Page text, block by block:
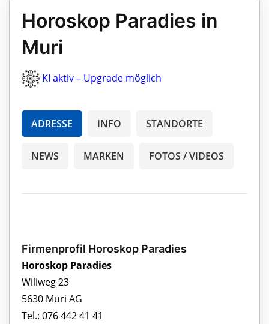
Horoskop Paradies in
Muri
KI aktiv – Upgrade möglich
ADRESSE INFO STANDORTE
NEWS MARKEN FOTOS / VIDEOS
Firmenprofil Horoskop Paradies
Horoskop Paradies
Wiliweg 23
5630 Muri AG
Tel.: 076 442 41 41